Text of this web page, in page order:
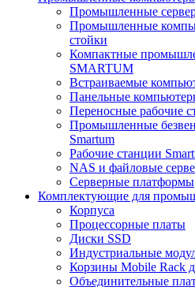
Промышленные
Промышленные
стойки
Компактные
SMARTUM
Встраиваемые
Панельные
Переносные рабочие
Промышленные
Smartum
Рабочие станции
NAS и файловые
Серверные платформы
Комплектующие для
Корпуса
Процессорные платы
Диски SSD
Индустриальные
Корзины Mobile Rack
Объединительные